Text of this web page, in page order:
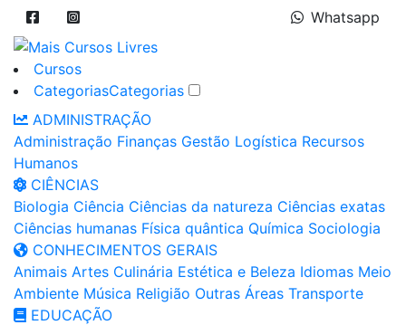
Whatsapp
Cursos
CategoriasCategorias
ADMINISTRAÇÃO
Administração Finanças Gestão Logística Recursos
Humanos
CIÊNCIAS
Biologia Ciência Ciências da natureza Ciências exatas
Ciências humanas Física quântica Química Sociologia
CONHECIMENTOS GERAIS
Animais Artes Culinária Estética e Beleza Idiomas Meio
Ambiente Música Religião Outras Áreas Transporte
EDUCAÇÃO